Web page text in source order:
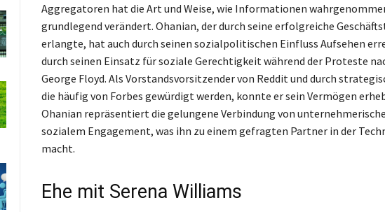
Aggregatoren hat die Art und Weise, wie Informationen
grundlegend verändert. Ohanian, der durch seine erfolgreiche
erlangte, hat auch durch seinen sozialpolitischen Einfluss Aufsehen
durch seinen Einsatz für soziale Gerechtigkeit während der Proteste
George Floyd. Als Vorstandsvorsitzender von Reddit und durch
die häufig von Forbes gewürdigt werden, konnte er sein Vermögen
Ohanian repräsentiert die gelungene Verbindung von
sozialem Engagement, was ihn zu einem gefragten Partner in der
macht.
Ehe mit Serena Williams